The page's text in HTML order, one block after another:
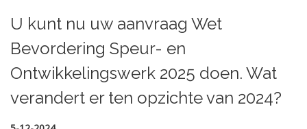
U kunt nu uw aanvraag Wet
Bevordering Speur- en
Ontwikkelingswerk 2025 doen. Wat
verandert er ten opzichte van 2024?